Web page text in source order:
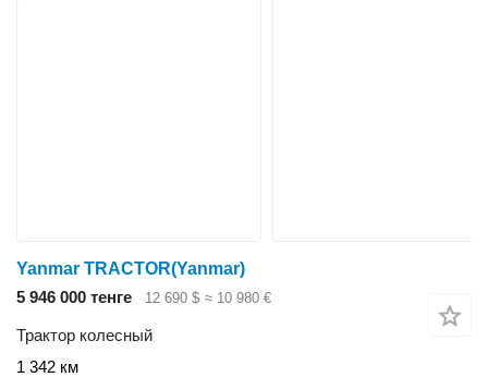
Yanmar TRACTOR(Yanmar)
5 946 000 тенге
12 690 $ ≈ 10 980 €
Трактор колесный
1 342 км